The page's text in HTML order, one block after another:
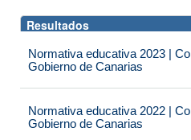
Resultados
Normativa educativa 2023 |
Gobierno de Canarias
Normativa educativa 2022 |
Gobierno de Canarias